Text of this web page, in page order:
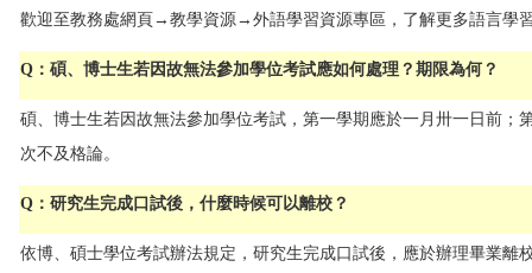
歡迎至教務處網頁→教學資源→外語學習資源專區 ，了解更多語言學
Q：碩、博士生若因故無法參加學位考試應如何處理？期限為何？
碩、博士生若因故無法參加學位考試，第一學期應於一月卅一日前
次不及格論。
Q：研究生完成口試後，什麼時候可以離校？
依博、碩士學位考試辦法規定，研究生完成口試後，應於辦理畢業